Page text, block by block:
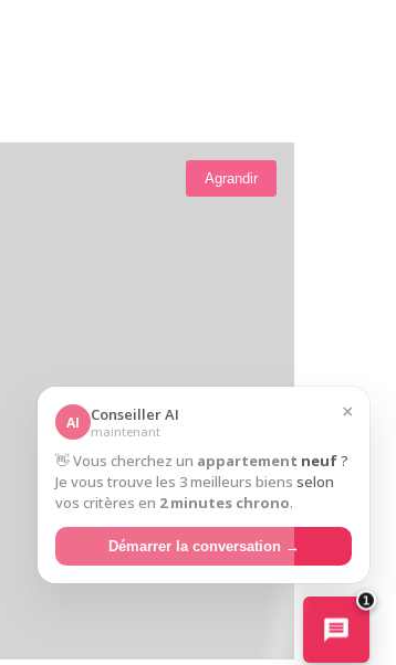
Agrandir
×
AI Conseiller AI
maintenant
👋 Vous cherchez un appartement neuf?
Je vous trouve les 3 meilleurs biens selon
vos critères en 2 minutes chrono.
Démarrer la conversation →
1